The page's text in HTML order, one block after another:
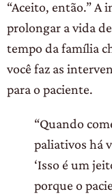
“Aceito, então.” A
prolongar a vida
tempo da família
você faz as
para o paciente.
“Quando
paliativos há
‘Isso é um
porque o